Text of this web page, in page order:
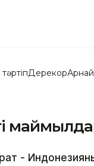
Дерекқор
-